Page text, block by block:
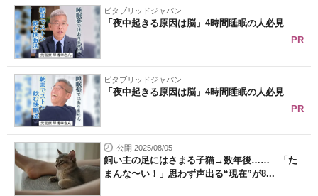
ビタブリッドジャパン
「夜中起きる原因は脳」4時間睡眠の人必見
PR
ビタブリッドジャパン
「夜中起きる原因は脳」4時間睡眠の人必見
PR
公開 2025/08/05
飼い主の足にはさまる子猫→数年後…… 「た
まんな〜い！」思わず声出る“現在”が8...